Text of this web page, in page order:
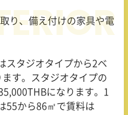
り、備え付けの家具や電
スタジオタイプから2ベ
す。スタジオタイプの
になります。1
55から86㎡で賃料は